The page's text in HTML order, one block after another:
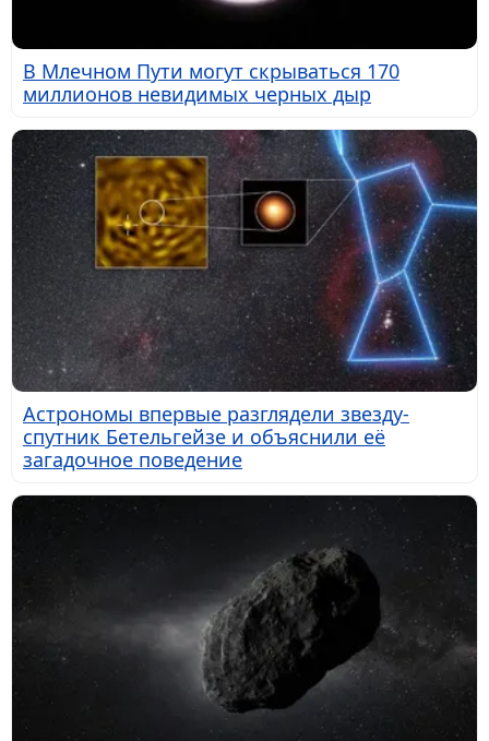
В Млечном Пути могут скрываться 170
миллионов невидимых черных дыр
Астрономы впервые разглядели звезду-
спутник Бетельгейзе и объяснили её
загадочное поведение